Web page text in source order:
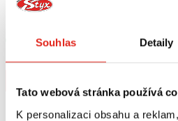
Souhlas Detaily
Tato webová stránka používá
K personalizaci obsahu a
HEALTECH MODUL BRZDOVÉHO
Skladem
Na